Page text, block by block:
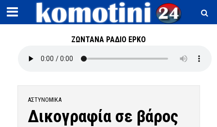
ΖΩΝΤΑΝΑ ΡΑΔΙΟ ΕΡΚΟ
ΑΣΤΥΝΟΜΙΚΆ
Δικογραφία σε βάρος